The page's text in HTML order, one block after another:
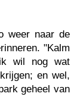
weer naar de
"Kalm
wil nog wat
en wel,
geheel van